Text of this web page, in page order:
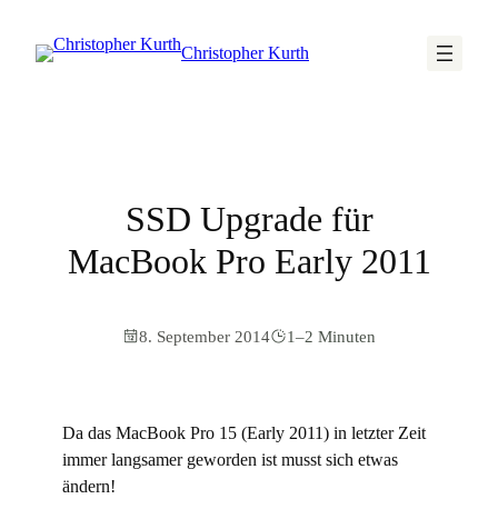
Christopher Kurth
SSD Upgrade für
MacBook Pro Early 2011
8. September 2014 1–2 Minuten
Da das MacBook Pro 15 (Early 2011) in letzter Zeit
immer langsamer geworden ist musst sich etwas
ändern!